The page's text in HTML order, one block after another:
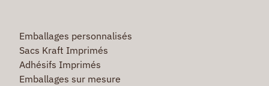
Emballages personnalisés
Sacs Kraft Imprimés
Adhésifs Imprimés
Emballages sur mesure